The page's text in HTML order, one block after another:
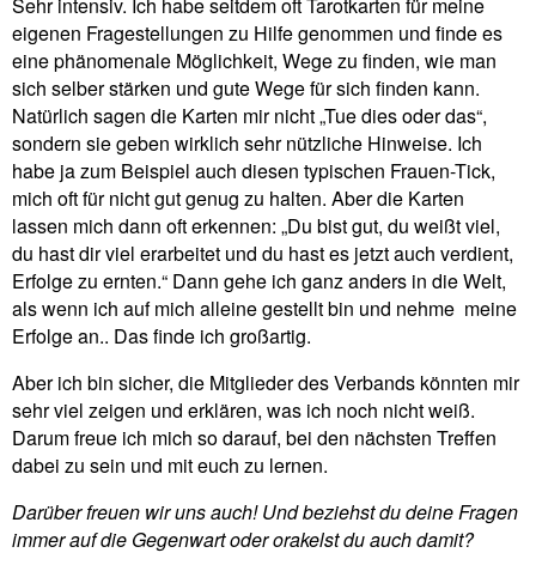
eigenen Fra­ge­stel­lungen zu Hilfe genommen und finde es
eine phä­no­me­nale Mög­lich­keit, Wege zu finden, wie man
sich selber stärken und gute Wege für sich finden kann.
Natür­lich sagen die Karten mir nicht „Tue dies oder das“,
son­dern sie geben wirk­lich sehr nütz­liche Hin­weise. Ich
habe ja zum Bei­spiel auch diesen typi­schen Frauen-Tick,
mich oft für nicht gut genug zu halten. Aber die Karten
lassen mich dann oft erkennen: „Du bist gut, du weißt viel,
du hast dir viel erar­beitet und du hast es jetzt auch ver­dient,
Erfolge zu ernten.“ Dann gehe ich ganz anders in die Welt,
als wenn ich auf mich alleine gestellt bin und nehme meine
Erfolge an.. Das finde ich großartig.
Aber ich bin sicher, die Mit­glieder des Ver­bands könnten mir
sehr viel zeigen und erklären, was ich noch nicht weiß.
Darum freue ich mich so darauf, bei den näch­sten Treffen
dabei zu sein und mit euch zu lernen.
Dar­über freuen wir uns auch! Und beziehst du deine Fragen
immer auf die Gegen­wart oder ora­kelst du auch damit?